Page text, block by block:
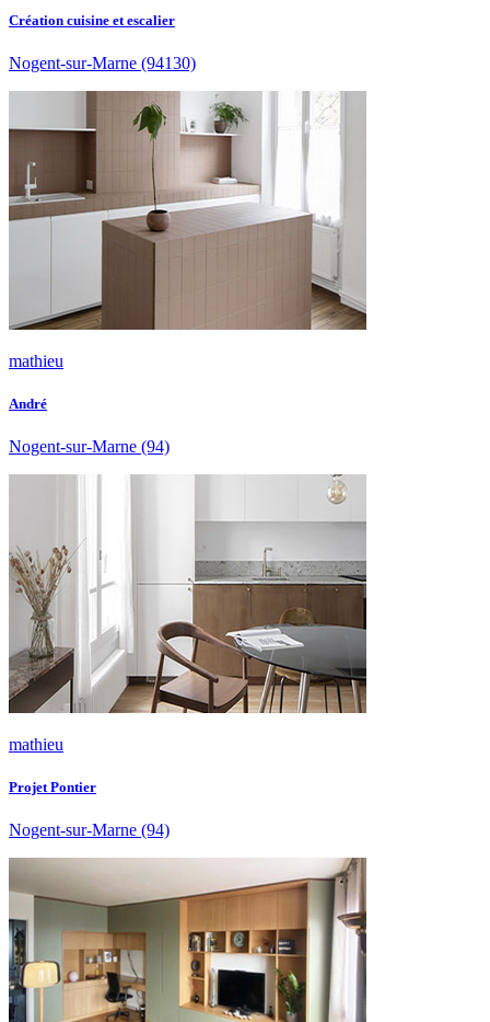
Création cuisine et escalier
Nogent-sur-Marne (94130)
mathieu
André
Nogent-sur-Marne (94)
mathieu
Projet Pontier
Nogent-sur-Marne (94)